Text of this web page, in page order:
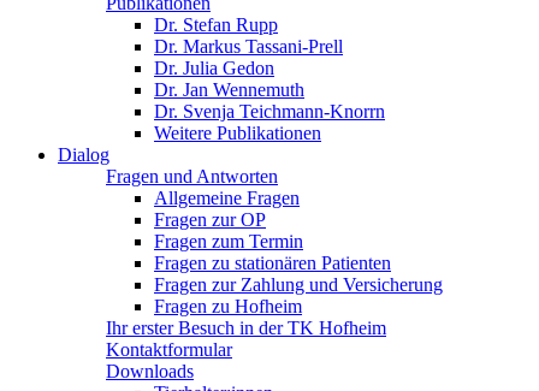
Dr. Stefan Rupp
Dr. Markus Tassani-Prell
Dr. Julia Gedon
Dr. Jan Wennemuth
Dr. Svenja Teichmann-Knorrn
Weitere Publikationen
Dialog
Fragen und Antworten
Allgemeine Fragen
Fragen zur OP
Fragen zum Termin
Fragen zu stationären Patienten
Fragen zur Zahlung und Versicherung
Fragen zu Hofheim
Ihr erster Besuch in der TK Hofheim
Kontaktformular
Downloads